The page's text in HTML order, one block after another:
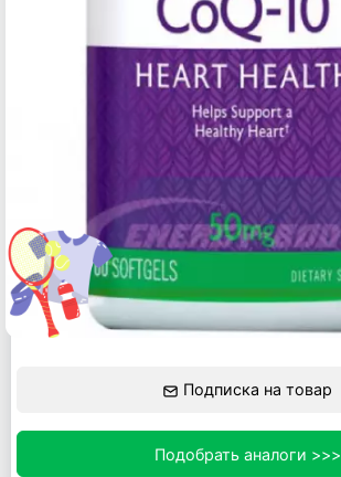
Подписка на товар
Подобрать аналоги >>>